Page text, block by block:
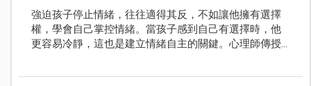
強迫孩子停止情緒，往往適得其反，不如讓他擁有選擇
權，學會自己掌控情緒。當孩子感到自己有選擇時，他
更容易冷靜，這也是建立情緒自主的關鍵。心理師傳授